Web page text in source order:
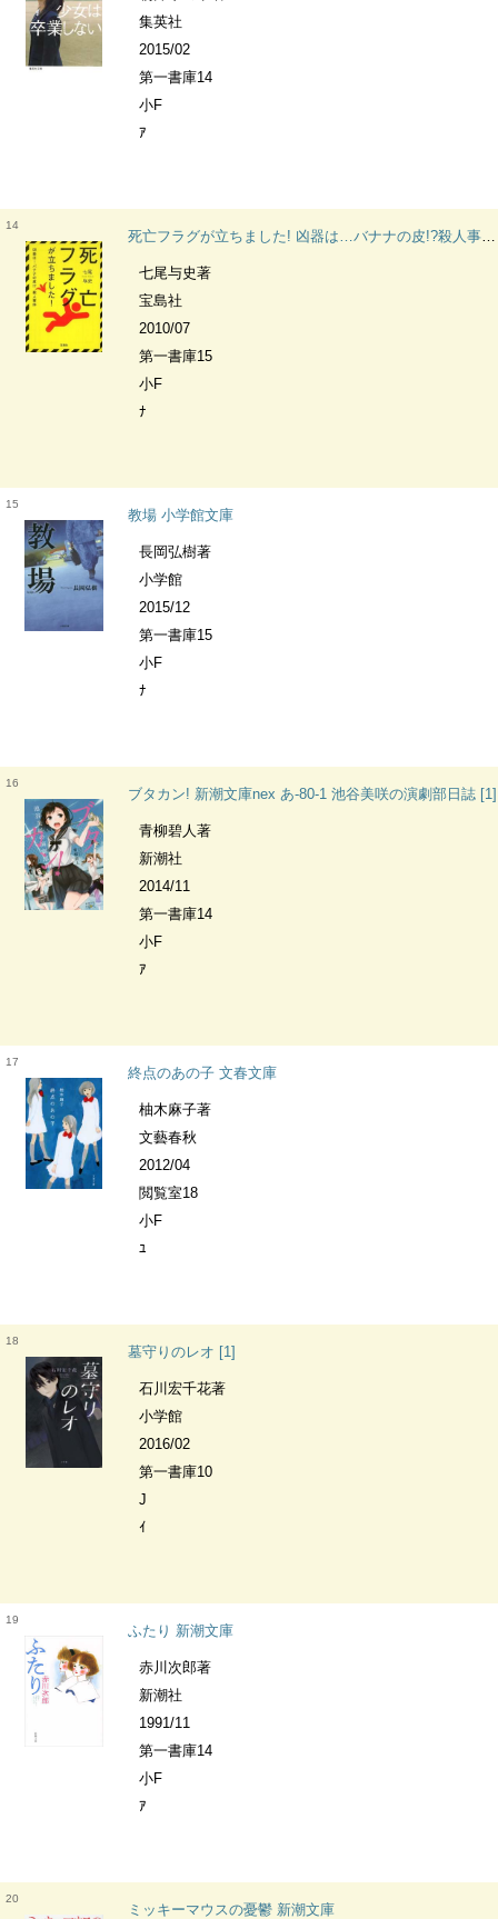
集英社
2015/02
第一書庫14
小F
ｱ
14
死亡フラグが立ちました! 凶器は…バナナの皮!?殺人事件 宝島社文庫 Cな-5-1 このミス大賞
七尾与史著
宝島社
2010/07
第一書庫15
小F
ﾅ
15
教場 小学館文庫
長岡弘樹著
小学館
2015/12
第一書庫15
小F
ﾅ
16
ブタカン! 新潮文庫nex あ-80-1 池谷美咲の演劇部日誌 [1]
青柳碧人著
新潮社
2014/11
第一書庫14
小F
ｱ
17
終点のあの子 文春文庫
柚木麻子著
文藝春秋
2012/04
閲覧室18
小F
ﾕ
18
墓守りのレオ [1]
石川宏千花著
小学館
2016/02
第一書庫10
J
ｲ
19
ふたり 新潮文庫
赤川次郎著
新潮社
1991/11
第一書庫14
小F
ｱ
20
ミッキーマウスの憂鬱 新潮文庫